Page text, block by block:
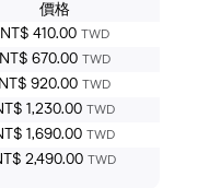
價格
NT$ 410.00 TWD
NT$ 670.00 TWD
NT$ 920.00 TWD
1,230.00 TWD
1,690.00 TWD
2,490.00 TWD